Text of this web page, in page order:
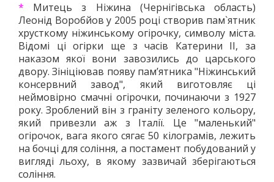
* Митець з Ніжина (Чернігівська область)
Леонід Воробйов у 2005 році створив пам`ятник
хрусткому ніжинському огірочку, символу міста.
Відомі ці огірки ще з часів Катерини ІІ, за
наказом якої вони завозились до царського
двору. Зініціював появу пам’ятника "Ніжинський
консервний завод", який виготовляє ці
неймовірно смачні огірочки, починаючи з 1927
року. Зроблений він з граніту зеленого кольору,
який привезли аж з Італії. Це "маленький"
огірочок, вага якого сягає 50 кілограмів, лежить
на бочці для соління, а постамент побудований у
вигляді льоху, в якому зазвичай зберігаються
соління.